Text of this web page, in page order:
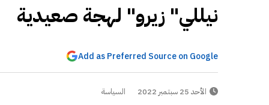
نيللي" زيرو" لهجة صعيدية
Add as Preferred Source on Google
الأحد 25 سبتمبر 2022 السياسة